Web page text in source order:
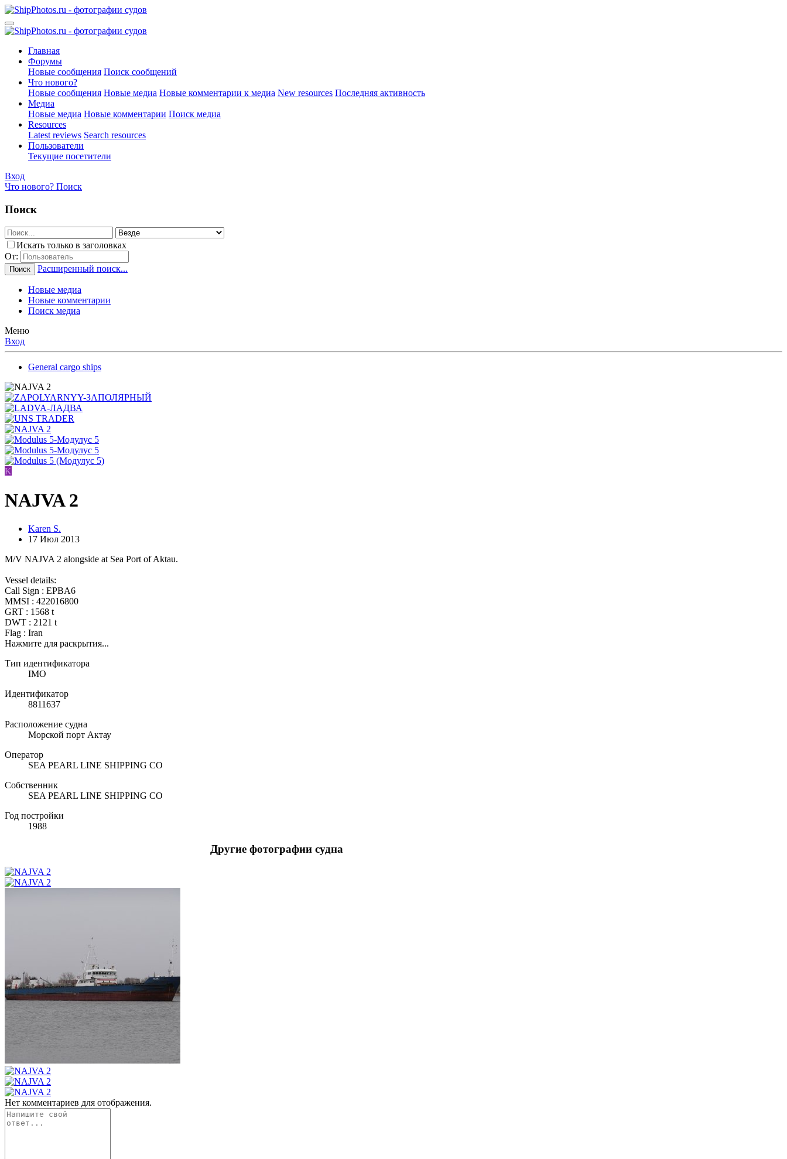
Главная
Форумы
Новые сообщения Поиск сообщений
Что нового?
Новые сообщения Новые медиа Новые комментарии к медиа New resources Последняя активность
Медиа
Новые медиа Новые комментарии Поиск медиа
Resources
Latest reviews Search resources
Пользователи
Текущие посетители
Вход
Что нового? Поиск
Поиск
Искать только в заголовках
От:
Поиск Расширенный поиск...
Новые медиа
Новые комментарии
Поиск медиа
Меню
Вход
General cargo ships
K
NAJVA 2
Karen S.
17 Июл 2013
M/V NAJVA 2 alongside at Sea Port of Aktau.
Vessel details:
Call Sign : EPBA6
MMSI : 422016800
GRT : 1568 t
DWT : 2121 t
Flag : Iran
Нажмите для раскрытия...
Тип идентификатора
IMO
Идентификатор
8811637
Расположение судна
Морской порт Актау
Оператор
SEA PEARL LINE SHIPPING CO
Собственник
SEA PEARL LINE SHIPPING CO
Год постройки
1988
Другие фотографии судна
Нет комментариев для отображения.